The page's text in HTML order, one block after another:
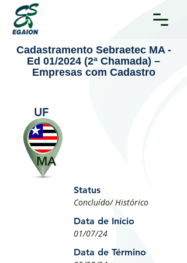
Cadastramento Sebraetec MA -
Ed 01/2024 (2ª Chamada) –
Empresas com Cadastro
UF
MA
Status
Concluído/ Histórico
Data de Início
01/07/24
Data de Término